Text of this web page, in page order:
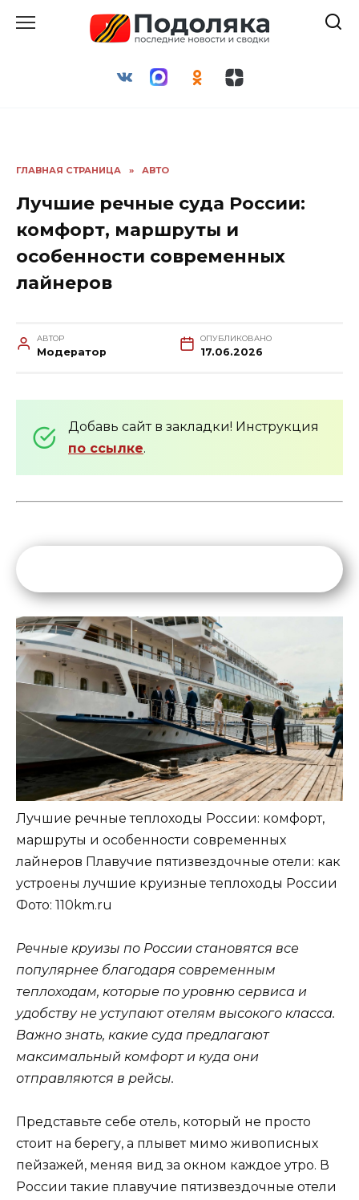
ГЛАВНАЯ СТРАНИЦА » АВТО
Лучшие речные суда России:
комфорт, маршруты и
особенности современных
лайнеров
АВТОР
Модератор
ОПУБЛИКОВАНО
17.06.2026
Добавь сайт в закладки! Инструкция
по ссылке.
Лучшие речные теплоходы России: комфорт,
маршруты и особенности современных
лайнеров Плавучие пятизвездочные отели: как
устроены лучшие круизные теплоходы России
Фото: 110km.ru
Речные круизы по России становятся все
популярнее благодаря современным
теплоходам, которые по уровню сервиса и
удобству не уступают отелям высокого класса.
Важно знать, какие суда предлагают
максимальный комфорт и куда они
отправляются в рейсы.
Представьте себе отель, который не просто
стоит на берегу, а плывет мимо живописных
пейзажей, меняя вид за окном каждое утро. В
России такие плавучие пятизвездочные отели